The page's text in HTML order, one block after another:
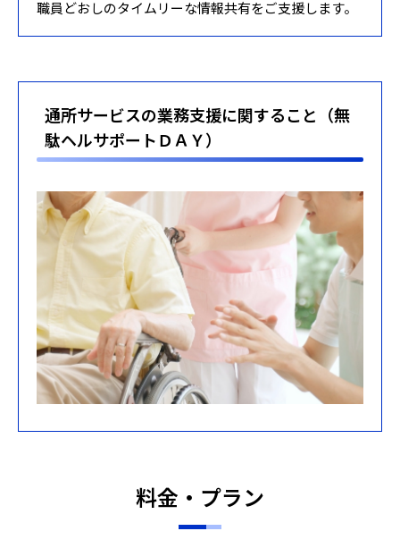
職員どおしのタイムリーな情報共有をご支援します。
通所サービスの業務支援に関すること（無
駄ヘルサポートＤＡＹ）
料金・プラン